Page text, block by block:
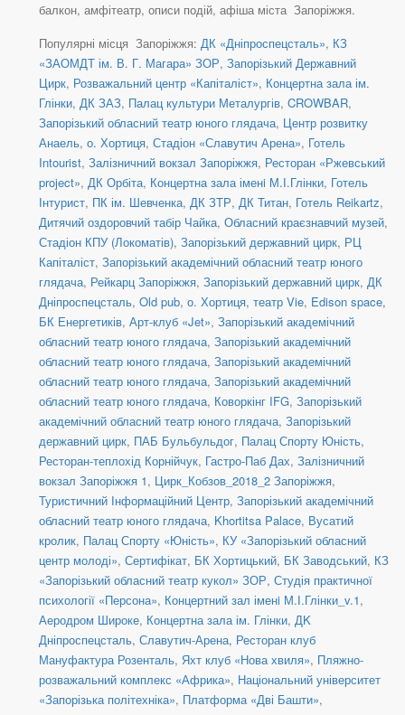
балкон, амфітеатр, описи подій, афіша міста Запоріжжя.
Популярні місця Запоріжжя: ДК «Дніпроспецсталь», КЗ
«ЗАОМДТ ім. В. Г. Магара» ЗОР, Запорізький Державний
Цирк, Розважальний центр «Капіталіст», Концертна зала ім.
Глінки, ДК ЗАЗ, Палац культури Металургів, CROWBAR,
Запорізький обласний театр юного глядача, Центр розвитку
Анаель, о. Хортиця, Стадіон «Славутич Арена», Готель
Intourist, Залізничний вокзал Запоріжжя, Ресторан «Ржевський
project», ДК Орбіта, Концертна зала іменi М.І.Глінки, Готель
Інтурист, ПК ім. Шевченка, ДК ЗТР, ДК Титан, Готель Reikartz,
Дитячий оздоровчий табір Чайка, Обласний краєзнавчий музей,
Стадіон КПУ (Локоматів), Запорізький державний цирк, РЦ
Капіталіст, Запорізький академічний обласний театр юного
глядача, Рейкарц Запоріжжя, Запорізький державний цирк, ДК
Дніпроспецсталь, Old pub, о. Хортиця, театр Vie, Edison space,
БК Енергетиків, Арт-клуб «Jet», Запорізький академічний
обласний театр юного глядача, Запорізький академічний
обласний театр юного глядача, Запорізький академічний
обласний театр юного глядача, Запорізький академічний
обласний театр юного глядача, Коворкінг IFG, Запорізький
академічний обласний театр юного глядача, Запорізький
державний цирк, ПАБ Бульбульдог, Палац Спорту Юність,
Ресторан-теплохід Корнійчук, Гастро-Паб Дах, Залізничний
вокзал Запоріжжя 1, Цирк_Кобзов_2018_2 Запоріжжя,
Туристичний Інформаційний Центр, Запорізький академічний
обласний театр юного глядача, Khortitsa Palace, Вусатий
кролик, Палац Спорту «Юність», КУ «Запорізький обласний
центр молоді», Сертифікат, БК Хортицький, БК Заводський, КЗ
«Запорізький обласний театр кукол» ЗОР, Студія практичної
психології «Персона», Концертний зал іменi М.І.Глінки_v.1,
Аеродром Широке, Концертна зала ім. Глінки, ДK
Дніпроспецсталь, Славутич-Арена, Ресторан клуб
Мануфактура Розенталь, Яхт клуб «Нова хвиля», Пляжно-
розважальний комплекс «Африка», Національний університет
«Запорізька політехніка», Платформа «Дві Башти»,